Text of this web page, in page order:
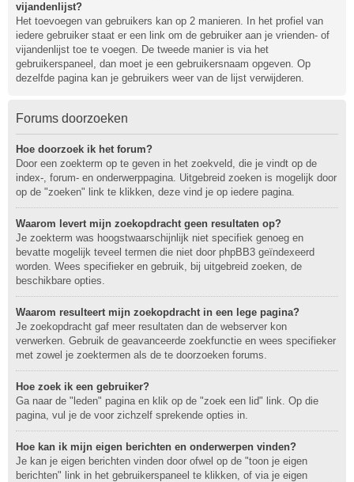
vijandenlijst?
Het toevoegen van gebruikers kan op 2 manieren. In het profiel van
iedere gebruiker staat er een link om de gebruiker aan je vrienden- of
vijandenlijst toe te voegen. De tweede manier is via het
gebruikerspaneel, dan moet je een gebruikersnaam opgeven. Op
dezelfde pagina kan je gebruikers weer van de lijst verwijderen.
Forums doorzoeken
Hoe doorzoek ik het forum?
Door een zoekterm op te geven in het zoekveld, die je vindt op de
index-, forum- en onderwerppagina. Uitgebreid zoeken is mogelijk door
op de "zoeken" link te klikken, deze vind je op iedere pagina.
Waarom levert mijn zoekopdracht geen resultaten op?
Je zoekterm was hoogstwaarschijnlijk niet specifiek genoeg en
bevatte mogelijk teveel termen die niet door phpBB3 geïndexeerd
worden. Wees specifieker en gebruik, bij uitgebreid zoeken, de
beschikbare opties.
Waarom resulteert mijn zoekopdracht in een lege pagina?
Je zoekopdracht gaf meer resultaten dan de webserver kon
verwerken. Gebruik de geavanceerde zoekfunctie en wees specifieker
met zowel je zoektermen als de te doorzoeken forums.
Hoe zoek ik een gebruiker?
Ga naar de "leden" pagina en klik op de "zoek een lid" link. Op die
pagina, vul je de voor zichzelf sprekende opties in.
Hoe kan ik mijn eigen berichten en onderwerpen vinden?
Je kan je eigen berichten vinden door ofwel op de "toon je eigen
berichten" link in het gebruikerspaneel te klikken, of via je eigen